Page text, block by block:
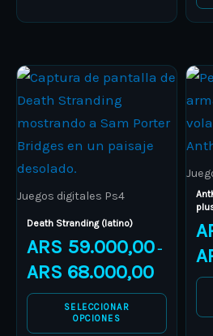
on
product
page
on
Juegos digitales Ps4
Death Stranding (latino)
ARS 59.000,00 –
ARS 68.000,00
Price
range:
ARS
ARS
SELECCIONAR
OPCIONES
This
product
has
multiple
variants.
The
be
chosen
on
the
This
has
The
may
be